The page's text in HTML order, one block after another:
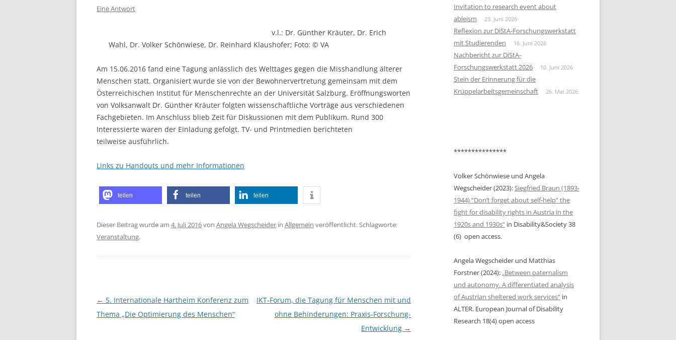
IMPRESSUM
HAUER, NIKOLAUS:
MENSCHEN MIT
LERNSCHWIERIGKEITEN IM
ARBEITSMARKTS IN ÖSTERREICH
HEINRICH, ELISA: „GESCHLECHT:
WORLD WILL FINALLY SEE US AS
WE ARE”—DIS/ABILITY AND LIFE
WRITING: TAKING CONTROL OF
THE NARRATIVE IN ALICE WONG’S
YEAR OF THE TIGER (2022)
JUGENDHILFEEINRICHTUNGEN.
PERSPEKTIVEN VON
KINDERN UND JUGENDLICHEN
FORSCHUNGSWERKSTATT 2023 PROGRAMM
BERICHT
BEITRAG NIKOLAUS HAUER &
Eine Antwort
v.l.: Dr. Günther Kräuter, Dr. Erich
Wahl, Dr. Volker Schönwiese, Dr. Reinhard Klaushofer; Foto: © VA
Am 15.06.2016 fand eine Tagung anlässlich des Welttages gegen die Misshandlung älterer
Menschen statt. Organisiert wurde sie von der Bewohnervertretung gemeinsam mit dem
Österreichischen Institut für Menschenrechte an der Universität Salzburg. Eröffnungsworten
von Volksanwalt Dr. Günther Kräuter folgten wissenschaftliche Vorträge aus verschiedenen
Fachgebieten. Im Anschluss blieb Zeit für Diskussionen mit dem Publikum. Rund 300
Interessierte waren der Einladung gefolgt. TV- und Printmedien berichteten
teilweise ausführlich.
Links zu Handouts und mehr Informationen
teilen teilen teilen
Dieser Beitrag wurde am 4. Juli 2016von Angela Wegscheider in Allgemein veröffentlicht. Schlagworte:
Veranstaltung.
Beitragsnavigation
← 5. Internationale Hartheim Konferenz zum
Thema „Die Optimierung des Menschen“
IKT-Forum, die Tagung für Menschen mit und
ohne Behinderungen: Praxis-Forschung-
Entwicklung →
Invitation to research event about
ableism
23. Juni 2026
Reflexion zur DiStA-Forschungswerkstatt
mit Studierenden
16. Juni 2026
Nachbericht zur DiStA-
Forschungswerkstatt 2026
10. Juni 2026
Stein der Erinnerung für die
Krüppelarbeitsgemeinschaft
26. Mai 2026
***************
Volker Schönwiese und Angela
Wegscheider (2023):Siegfried Braun (1893-
1944) “Don’t forget about self-help” the
fight for disability rights in Austria in the
1920s and 1930s“ in Disability&Society 38
(6) open access.
Angela Wegscheider und Matthias
Forstner (2024): „Between paternalism
und autonomy. A differentiated analysis
of Austrian sheltered work services“ in
ALTER. European Journal of Disability
Research 18(4) open access